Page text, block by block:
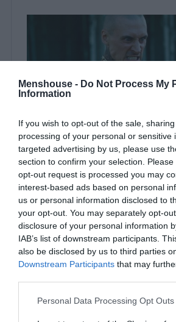
Menshouse - Do Not Process My
Information
If you wish to opt-out of the sale,
processing of your personal or sensitive
targeted advertising by us, please use
section to confirm your selection.
opt-out request is processed you may
interest-based ads based on personal
us or personal information disclosed to
your opt-out. You may separately opt-
disclosure of your personal information
IAB’s list of downstream participants.
also be disclosed by us to third parties
Downstream Participants that may
Personal Data Processing Opt Outs
Έχοντας όλα τα επικολυρικά
Βίκινγκς, το The Northman
χρήση το αποτρόπαιο, το βίαιο, το
θεατή τις δικές του αλληγορίες.